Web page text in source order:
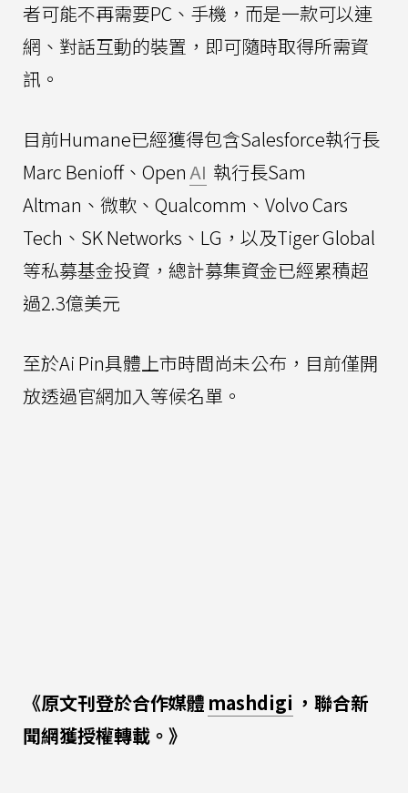
者可能不再需要PC、手機，而是一款可以連
網、對話互動的裝置，即可隨時取得所需資
訊。
目前Humane已經獲得包含Salesforce執行長
Marc Benioff、OpenAI 執行長Sam
Altman、微軟、Qualcomm、Volvo Cars
Tech、SK Networks、LG，以及Tiger Global
等私募基金投資，總計募集資金已經累積超
過2.3億美元
至於Ai Pin具體上市時間尚未公布，目前僅開
放透過官網加入等候名單。
《原文刊登於合作媒體 mashdigi ，聯合新
聞網獲授權轉載。》